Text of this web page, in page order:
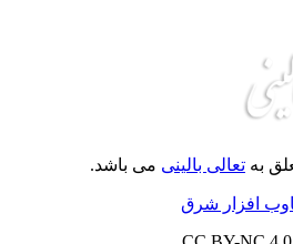
بهتعالی بالینیمی باشد.
افزار شرق